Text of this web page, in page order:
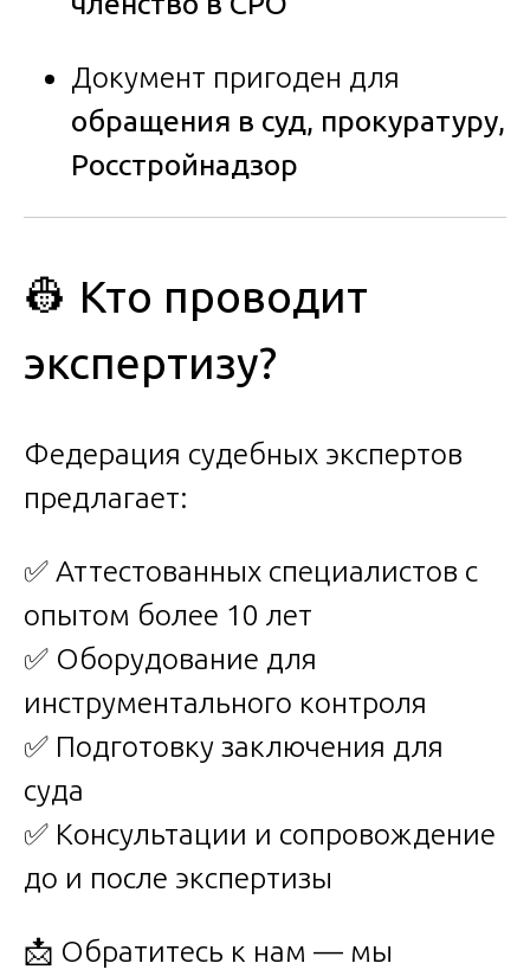
Документ пригоден для
обращения в суд, прокуратуру,
Росстройнадзор
👷 Кто проводит
экспертизу?
Федерация судебных экспертов
предлагает:
✅ Аттестованных специалистов с
опытом более 10 лет
✅ Оборудование для
инструментального контроля
✅ Подготовку заключения для
суда
✅ Консультации и сопровождение
до и после экспертизы
📩 Обратитесь к нам — мы